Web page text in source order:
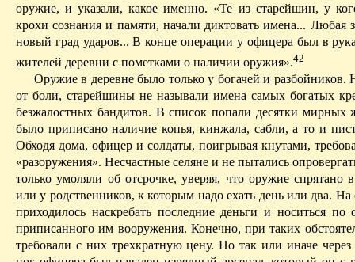
оружие, и указали, какое именно. «Те из старейшин, у
крохи сознания и памяти, начали диктовать имена... Любая
новый град ударов... В конце операции у офицера был в
жителей деревни с пометками о наличии оружия».42
Оружие в деревне было только у богачей и разбойников.
от боли, старейшины не называли имена самых богатых
безжалостных бандитов. В список попали десятки мирных
было приписано наличие копья, кинжала, сабли, а то и
Обходя дома, офицер и солдаты, поигрывая кнутами,
«разоружения». Несчастные селяне и не пытались
только умоляли об отсрочке, уверяя, что оружие спрятано
или у родственников, к которым надо ехать день или два.
приходилось наскребать последние деньги и носиться по
приписанного им вооружения. Конечно, при таких
требовали с них трехкратную цену.Но так или иначе